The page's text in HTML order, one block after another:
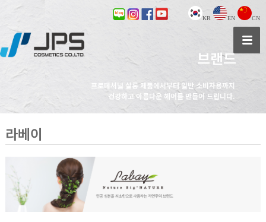
KR EN CN
브랜드
프로페셔널 살롱 제품에서부터 일반 소비자용까지
건강하고 아름다운 헤어를 만들어 드립니다.
라베이